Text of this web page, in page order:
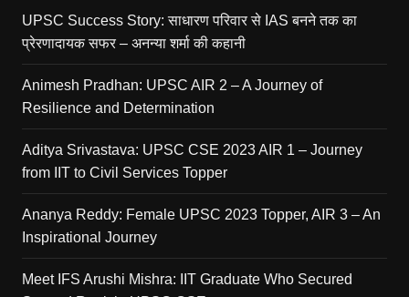
UPSC Success Story: साधारण परिवार से IAS बनने तक का
प्रेरणादायक सफर – अनन्या शर्मा की कहानी
Animesh Pradhan: UPSC AIR 2 – A Journey of
Resilience and Determination
Aditya Srivastava: UPSC CSE 2023 AIR 1 – Journey
from IIT to Civil Services Topper
Ananya Reddy: Female UPSC 2023 Topper, AIR 3 – An
Inspirational Journey
Meet IFS Arushi Mishra: IIT Graduate Who Secured